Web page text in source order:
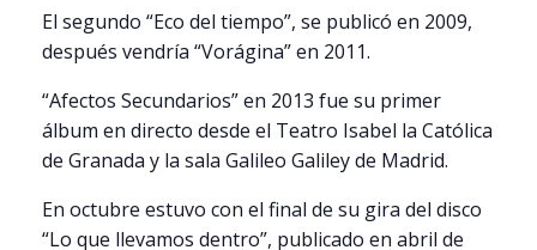
El segundo “Eco del tiempo”, se publicó en 2009,
después vendría “Vorágina” en 2011.
“Afectos Secundarios” en 2013 fue su primer
álbum en directo desde el Teatro Isabel la Católica
de Granada y la sala Galileo Galiley de Madrid.
En octubre estuvo con el final de su gira del disco
“Lo que llevamos dentro”, publicado en abril de